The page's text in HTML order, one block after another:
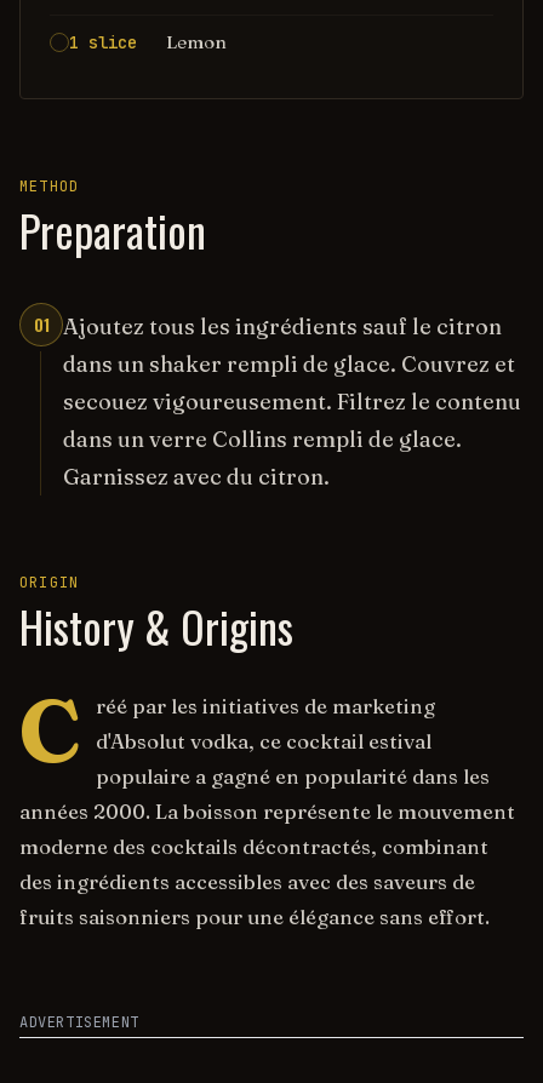
1 slice Lemon
METHOD
Preparation
01 Ajoutez tous les ingrédients sauf le citron
dans un shaker rempli de glace. Couvrez et
secouez vigoureusement. Filtrez le contenu
dans un verre Collins rempli de glace.
Garnissez avec du citron.
ORIGIN
History & Origins
C
réé par les initiatives de marketing
d'Absolut vodka, ce cocktail estival
populaire a gagné en popularité dans les
années 2000. La boisson représente le mouvement
moderne des cocktails décontractés, combinant
des ingrédients accessibles avec des saveurs de
fruits saisonniers pour une élégance sans effort.
ADVERTISEMENT